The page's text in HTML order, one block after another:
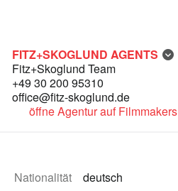
FITZ+SKOGLUND AGENTS
Fitz+Skoglund Team
+49 30 200 95310
office@fitz-skoglund.de
öffne Agentur auf Filmmakers
Nationalität
deutsch